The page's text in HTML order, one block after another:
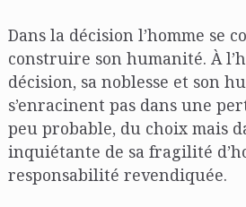
Dans la décision l’homme se
construire son humanité. À
décision, sa noblesse et son
s’enracinent pas dans une
peu probable, du choix mais
inquiétante de sa fragilité
responsabilité revendiquée.